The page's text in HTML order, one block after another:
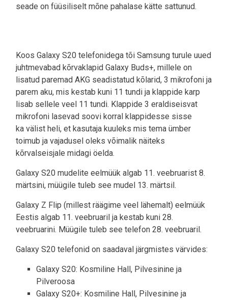
seade on füüsiliselt mõne pahalase kätte sattunud.
Koos Galaxy S20 telefonidega tõi Samsung turule uued
juhtmevabad kõrvaklapid Galaxy Buds+, millele on
lisatud paremad AKG seadistatud kõlarid, 3 mikrofoni ja
parem aku, mis kestab kuni 11 tundi ja klappide karp
lisab sellele veel 11 tundi. Klappide 3 eraldiseisvat
mikrofoni lasevad soovi korral klappidesse sisse
ka välist heli, et kasutaja kuuleks mis tema ümber
toimub ja vajadusel oleks võimalik näiteks
kõrvalseisjale midagi öelda.
Galaxy S20 mudelite eelmüük algab 11. veebruarist 8.
märtsini, müügile tuleb see mudel 13. märtsil.
Galaxy Z Flip (millest räägime veel lähemalt) eelmüük
Eestis algab 11. veebruaril ja kestab kuni 28.
veebruarini. Müügile tuleb see telefon 28. veebruaril.
Galaxy S20 telefonid on saadaval järgmistes värvides:
Galaxy S20: Kosmiline Hall, Pilvesinine ja
Pilveroosa
Galaxy S20+: Kosmiline Hall, Pilvesinine ja